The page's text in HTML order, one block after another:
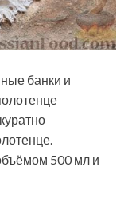
банки и
500 мл и